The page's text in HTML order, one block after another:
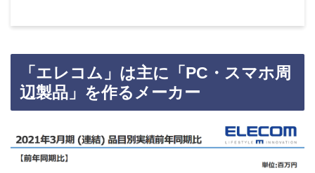
「エレコム」は主に「PC・スマホ周
辺製品」を作るメーカー